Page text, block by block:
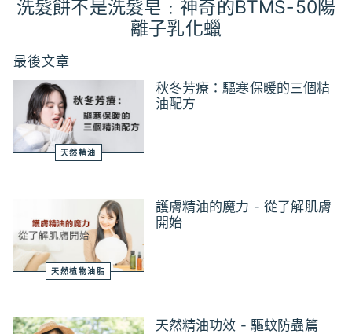
洗髮餅不是洗髮皂﹕神奇的BTMS-50陽
離子乳化蠟
最後文章
天然精油
秋冬芳療：驅寒保暖的三個精
油配方
天然植物油脂
護膚精油的魔力 - 從了解肌膚
開始
天然精油功效 - 驅蚊防蟲篇